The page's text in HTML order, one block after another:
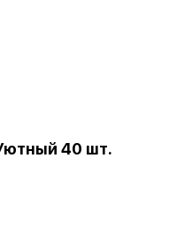
40 шт.